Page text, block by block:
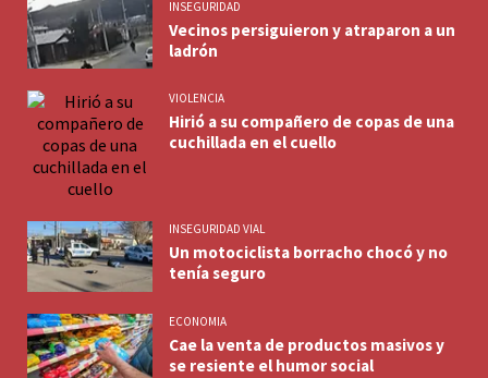
INSEGURIDAD
Vecinos persiguieron y atraparon a un
ladrón
VIOLENCIA
Hirió a su compañero de copas de una
cuchillada en el cuello
INSEGURIDAD VIAL
Un motociclista borracho chocó y no
tenía seguro
ECONOMIA
Cae la venta de productos masivos y
se resiente el humor social